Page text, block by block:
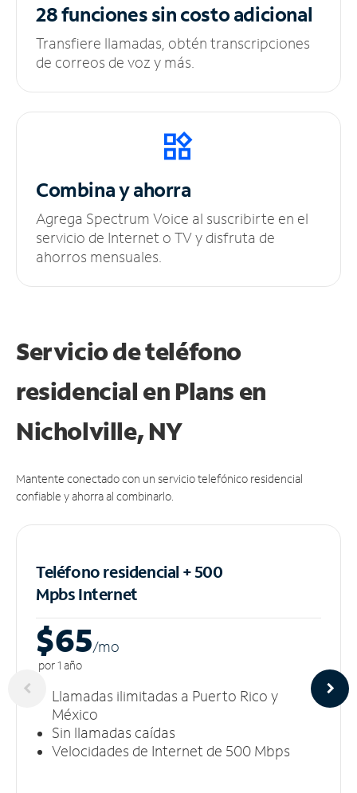
28 funciones sincosto adicional
Transfiere llamadas, obtén transcripciones
de correos de voz y más.
Combina y ahorra
Agrega Spectrum Voice al suscribirte en el
servicio de Internet o TV y disfruta de
ahorros mensuales.
Servicio de teléfono
residencial en Plans en
Nicholville, NY
Mantente conectado con un servicio telefónico residencial
confiable y ahorra al combinarlo.
Teléfono residencial + 500
MpbsInternet
$65/mo
por 1 año
Llamadas ilimitadas a Puerto Rico y
México
Sin llamadas caídas
Velocidades de Internet de 500 Mbps